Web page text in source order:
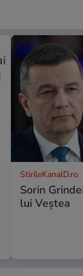
StirileKanalD.ro
Sorin
lui Veștea